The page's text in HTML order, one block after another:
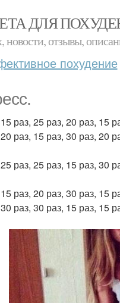
ДЛЯ
отзывы,
похудение
раз, 25 раз, 20 раз, 15
раз, 15 раз, 30 раз, 20
раз, 25 раз, 15 раз, 30
раз, 20 раз, 30 раз, 15
раз, 30 раз, 15 раз, 15